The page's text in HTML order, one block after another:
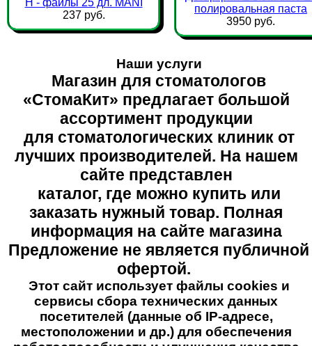
Н - файлы 25 дл. MANI
237 руб.
полировальная паста
3950 руб.
Наши услуги
Магазин для стоматологов
«СтомаКит» предлагает большой
ассортимент продукции
для стоматологических клиник от
лучших производителей. На нашем
сайте представлен
каталог, где можно купить или
заказать нужный товар. Полная
информация на сайте магазина
Предложение не является публичной
офертой.
Этот сайт использует файлы cookies и
сервисы сбора технических данных
посетителей (данные об IP-адресе,
местоположении и др.) для обеспечения